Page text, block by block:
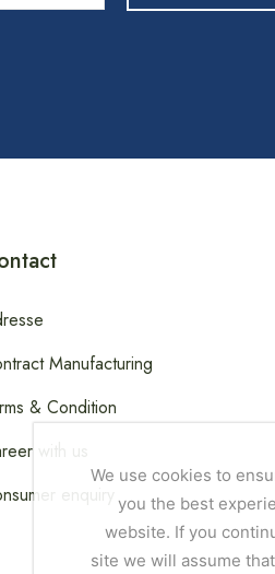
Manufacturing
& Condition
with us
enquiry
We use cookies to
you the best
website. If you
site we will assume